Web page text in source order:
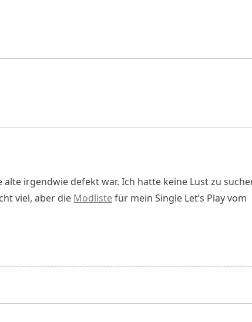
irgendwie defekt war. Ich hatte keine Lust zu
viel, aber die Modlistefür mein Single Let’s Play vom